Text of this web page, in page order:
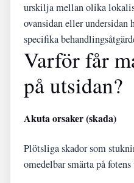
urskilja mellan olika
ovansidan eller undersidan
specifika
Varför får
på utsidan?
Akuta orsaker (skada)
Plötsliga skador som
omedelbar smärta på fotens